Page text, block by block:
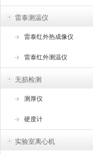
雷泰测温仪
雷泰红外热成像仪
雷泰红外测温仪
无损检测
测厚仪
硬度计
实验室离心机